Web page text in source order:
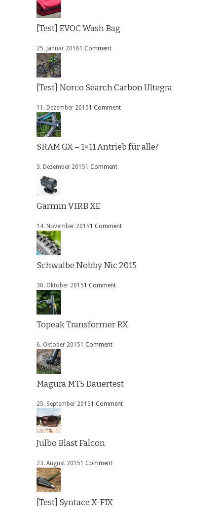
[Test] EVOC Wash Bag
25. Januar 20161 Comment
[Test] Norco Search Carbon Ultegra
11. Dezember 20151 Comment
SRAM GX – 1×11 Antrieb für alle?
3. Dezember 20151 Comment
Garmin VIRB XE
14. November 20151 Comment
Schwalbe Nobby Nic 2015
30. Oktober 20151 Comment
Topeak Transformer RX
6. Oktober 20151 Comment
Magura MT5 Dauertest
25. September 20151 Comment
Julbo Blast Falcon
23. August 20151 Comment
[Test] Syntace X-FIX